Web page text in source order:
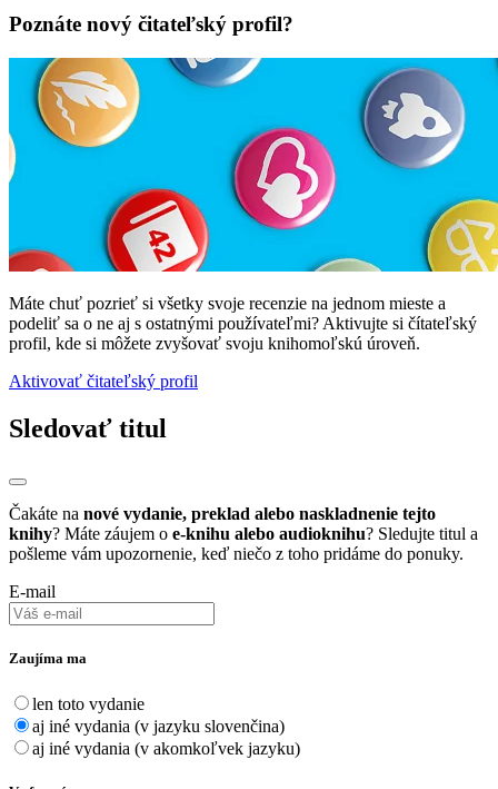
Poznáte nový čitateľský profil?
Máte chuť pozrieť si všetky svoje recenzie na jednom mieste a
podeliť sa o ne aj s ostatnými používateľmi? Aktivujte si čítateľský
profil, kde si môžete zvyšovať svoju knihomoľskú úroveň.
Aktivovať čitateľský profil
Sledovať titul
Čakáte na nové vydanie, preklad alebo naskladnenie tejto
knihy? Máte záujem o e-knihu alebo audioknihu? Sledujte titul a
pošleme vám upozornenie, keď niečo z toho pridáme do ponuky.
E-mail
Zaujíma ma
len toto vydanie
aj iné vydania (v jazyku slovenčina)
aj iné vydania (v akomkoľvek jazyku)